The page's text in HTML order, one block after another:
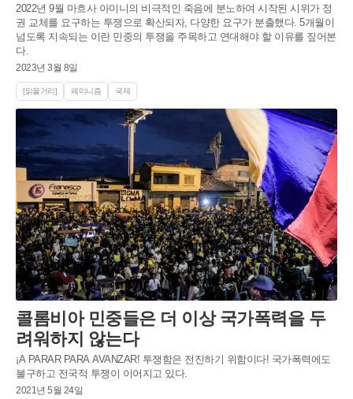
2022년 9월 마흐사 아미니의 비극적인 죽음에 분노하여 시작된 시위가 정
권 교체를 요구하는 투쟁으로 확산되자, 다양한 요구가 분출했다. 5개월이
넘도록 지속되는 이란 민중의 투쟁을 주목하고 연대해야 할 이유를 짚어본
다.
2023년 3월 8일
[읽을거리] 페미니즘 국제
콜롬비아 민중들은 더 이상 국가폭력을 두
려워하지 않는다
¡A PARAR PARA AVANZAR! 투쟁함은 전진하기 위함이다! 국가폭력에도
불구하고 전국적 투쟁이 이어지고 있다.
2021년 5월 24일